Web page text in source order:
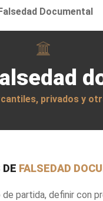
Documental
privados y
FALSEDAD
partida, definir con